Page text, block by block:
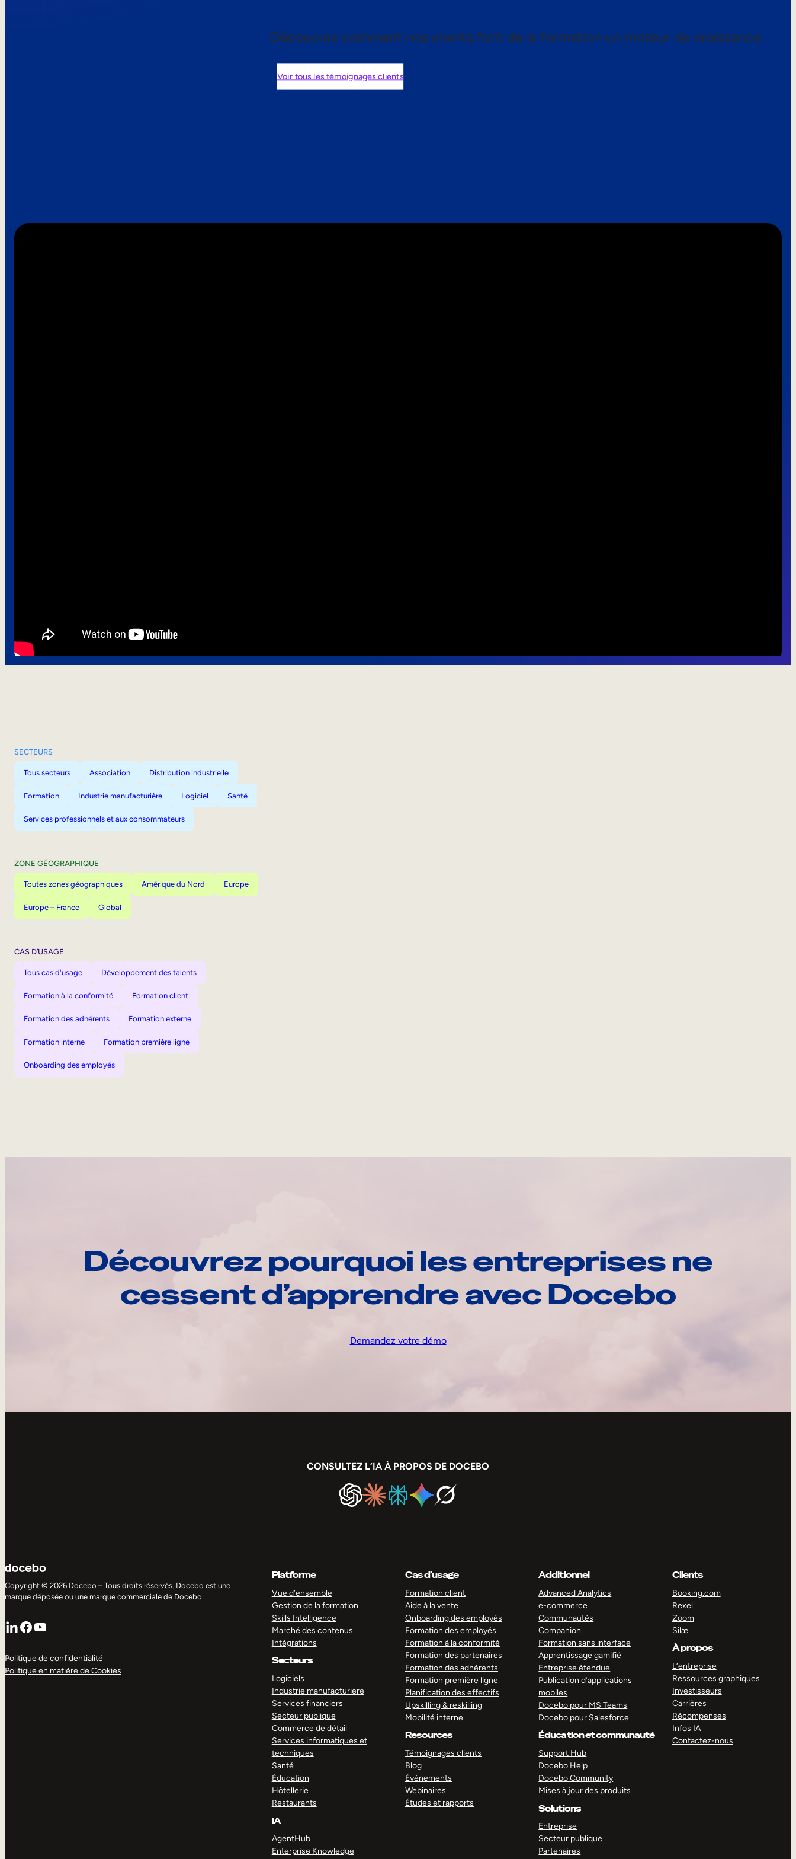
Découvrez comment nos clients font de la formation un moteur de croissance.
Voir tous les témoignages clients
SECTEURS
Tous secteurs Association Distribution industrielle
Formation Industrie manufacturière Logiciel Santé
Services professionnels et aux consommateurs
ZONE GÉOGRAPHIQUE
Toutes zones géographiques Amérique du Nord Europe
Europe – France Global
CAS D’USAGE
Tous cas d'usage Développement des talents
Formation à la conformité Formation client
Formation des adhérents Formation externe
Formation interne Formation première ligne
Onboarding des employés
Découvrez pourquoi les entreprises ne
cessent d’apprendre avec Docebo
Demandez votre démo
CONSULTEZ L’IA À PROPOS DE DOCEBO
Copyright © 2026 Docebo – Tous droits réservés. Docebo est une
marque déposée ou une marque commerciale de Docebo.
LinkedIn
Facebook
YouTube
Politique de confidentialité
Politique en matière de Cookies
Platforme
Vue d’ensemble
Gestion de la formation
Skills Intelligence
Marché des contenus
Intégrations
Secteurs
Logiciels
Industrie manufacturiere
Services financiers
Secteur publique
Commerce de détail
Services informatiques et
techniques
Santé
Éducation
Hôtellerie
Restaurants
IA
AgentHub
Enterprise Knowledge
Cas d’usage
Formation client
Aide à la vente
Onboarding des employés
Formation des employés
Formation à la conformité
Formation des partenaires
Formation des adhérents
Formation première ligne
Planification des effectifs
Upskilling & reskilling
Mobilité interne
Resources
Témoignages clients
Blog
Événements
Webinaires
Études et rapports
Additionnel
Advanced Analytics
e-commerce
Communautés
Companion
Formation sans interface
Apprentissage gamifié
Entreprise étendue
Publication d’applications
mobiles
Docebo pour MS Teams
Docebo pour Salesforce
Éducation et communauté
Support Hub
Docebo Help
Docebo Community
Mises à jour des produits
Solutions
Entreprise
Secteur publique
Partenaires
Clients
Booking.com
Rexel
Zoom
Silæ
À propos
L’entreprise
Ressources graphiques
Investisseurs
Carrières
Récompenses
Infos IA
Contactez-nous